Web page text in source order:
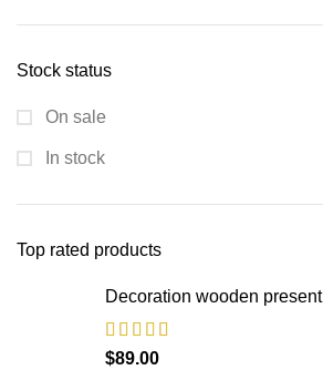
Stock status
On sale
In stock
Top rated products
Decoration wooden present
$89.00